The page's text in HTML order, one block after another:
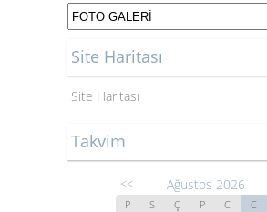
Site Haritası
Site Haritası
Takvim
<< Ağustos 2026
P S Ç P C C